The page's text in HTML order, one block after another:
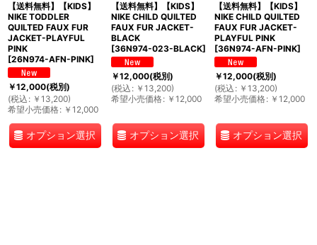
【送料無料】【KIDS】
NIKE TODDLER
QUILTED FAUX FUR
JACKET-PLAYFUL
PINK
[26N974-AFN-PINK]
￥12,000(税別)
(税込 : ￥ 13,200)
希望小売価格: ￥ 12,000
オプション選択
【送料無料】【KIDS】
NIKE CHILD QUILTED
FAUX FUR JACKET-
BLACK
[36N974-023-BLACK]
￥12,000(税別)
(税込 : ￥ 13,200)
希望小売価格: ￥ 12,000
オプション選択
【送料無料】【KIDS】
NIKE CHILD QUILTED
FAUX FUR JACKET-
PLAYFUL PINK
[36N974-AFN-PINK]
￥12,000(税別)
(税込 : ￥ 13,200)
希望小売価格: ￥ 12,000
オプション選択